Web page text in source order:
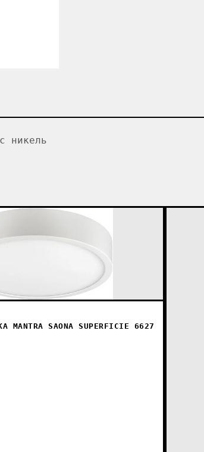
никель
MANTRA SAONA SUPERFICIE 6627